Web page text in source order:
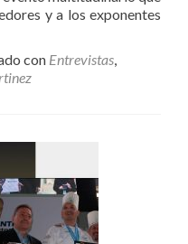
y a los exponentes
con Entrevistas,